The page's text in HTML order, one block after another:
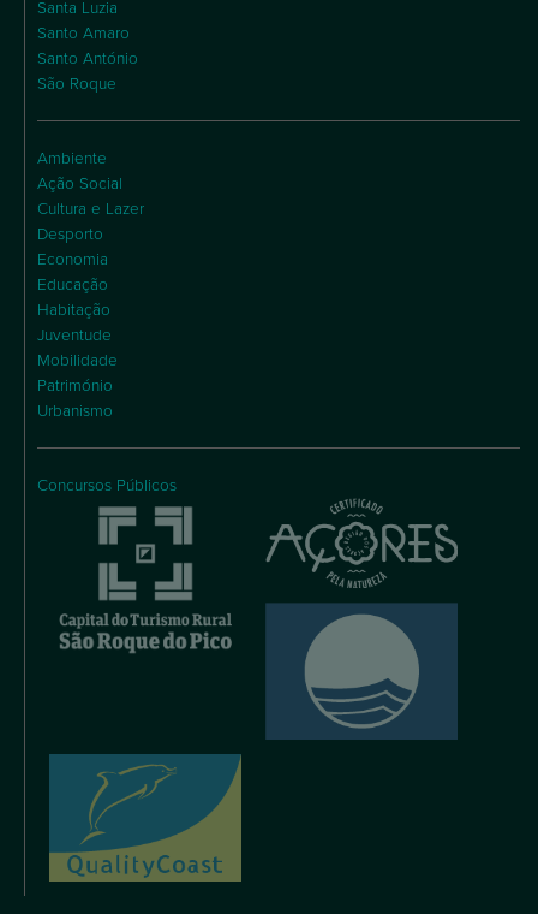
Santa Luzia
Santo Amaro
Santo António
São Roque
Ambiente
Ação Social
Cultura e Lazer
Desporto
Economia
Educação
Habitação
Juventude
Mobilidade
Património
Urbanismo
Concursos Públicos